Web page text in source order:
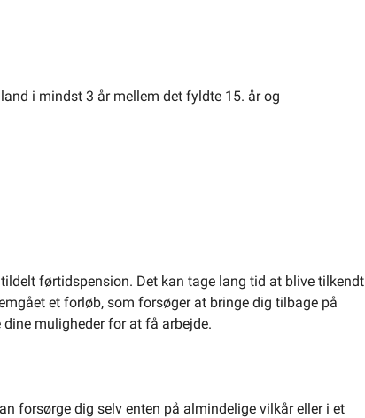
i mindst 3 år mellem det fyldte 15. år og
førtidspension. Det kan tage lang tid at blive tilkendt
et forløb, som forsøger at bringe dig tilbage på
muligheder for at få arbejde.
forsørge dig selv enten på almindelige vilkår eller i et